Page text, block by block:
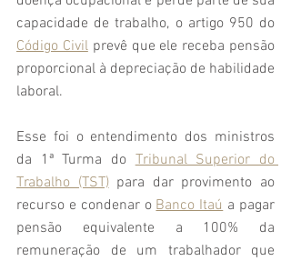
Código Civil prevê que ele receba pensão
proporcional à depreciação de habilidade
laboral.
Esse foi o entendimento dos ministros
da 1ª Turma do Tribunal Superior do
Trabalho (TST) para dar provimento ao
recurso e condenar o Banco Itaú a pagar
pensão equivalente a 100% da
remuneração de um trabalhador que